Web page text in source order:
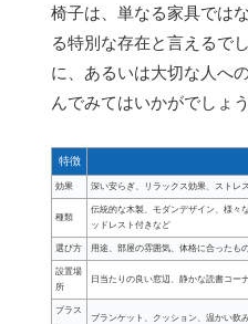
椅子は、単なる家具では
る特別な存在と言えるで
に、あるいは大切な人へ
んでみてはいかがでしょう
特徴
効果 深い安らぎ、リラックス効果、ストレ
種類
伝統的な木製、モダンデザイン、様々
ッドレスト付きなど
選び方 用途、部屋の雰囲気、体格に合ったも
設置場
所
日当たりの良い窓辺、静かな読書コー
プラス
ブランケット、クッション、温かい飲